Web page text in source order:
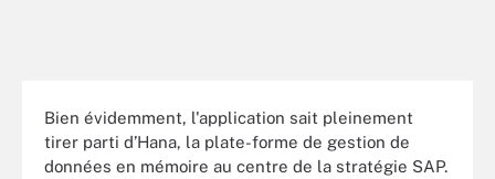
Bien évidemment, l'application sait pleinement
tirer parti d’Hana, la plate-forme de gestion de
données en mémoire au centre de la stratégie SAP.